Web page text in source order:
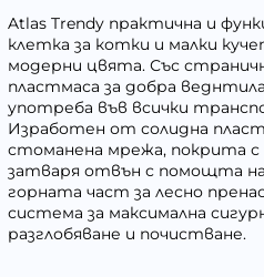
Atlas Trendy практична и
клетка за котки и малки
модерни цвята. Със
пластмаса за добра
употреба във всички
Изработен от солидна
стоманена мрежа, покрита с
затваря отвън с помощта на
горната част за лесно
система за максимална
разглобяване и почистване.